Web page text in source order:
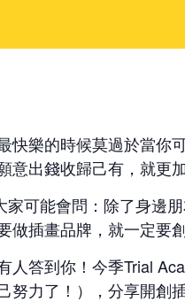
快樂的時候莫過於當你
意出錢收歸己有，就更
可能會問：除了身邊
做插畫品牌，就一定要
人答到你！今季Trial
努力了！），分享開創